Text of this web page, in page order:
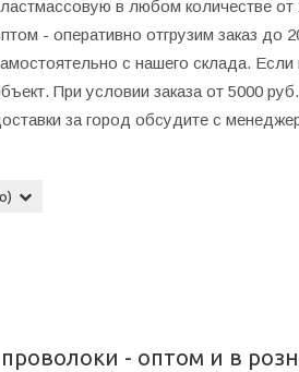
в любом количестве
- оперативно отгрузим заказ до
с нашего склада.
При условии заказа от 5000
за город обсудите с
- оптом и в